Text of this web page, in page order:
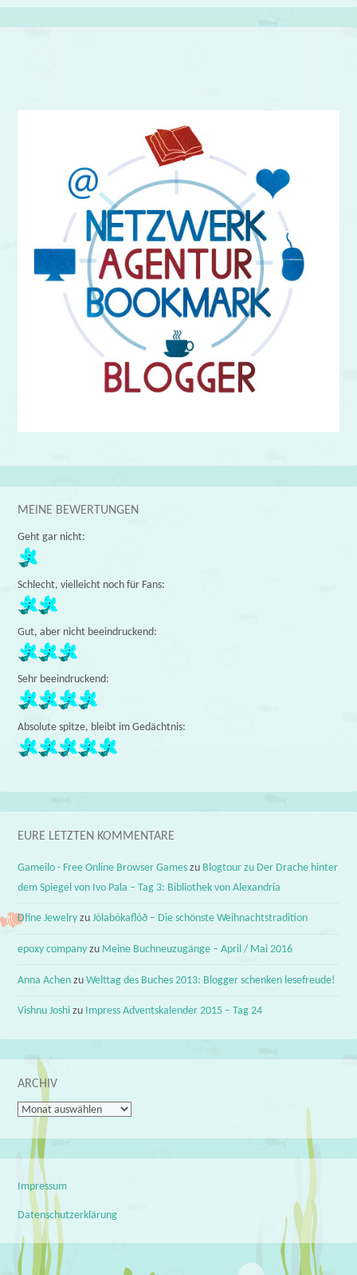
MEINE BEWERTUNGEN
Geht gar nicht:
Schlecht, vielleicht noch für Fans:
Gut, aber nicht beeindruckend:
Sehr beeindruckend:
Absolute spitze, bleibt im Gedächtnis:
EURE LETZTEN KOMMENTARE
Gameilo - Free Online Browser Games zu Blogtour zu Der Drache hinter
dem Spiegel von Ivo Pala – Tag 3: Bibliothek von Alexandria
Dfine Jewelry zuJólabókaflóð – Die schönste Weihnachtstradition
epoxy company zu Meine Buchneuzugänge – April / Mai 2016
Anna Achen zuWelttag des Buches 2013: Blogger schenken lesefreude!
Vishnu Joshi zu Impress Adventskalender 2015 – Tag 24
ARCHIV
Archiv
Impressum
Datenschutzerklärung